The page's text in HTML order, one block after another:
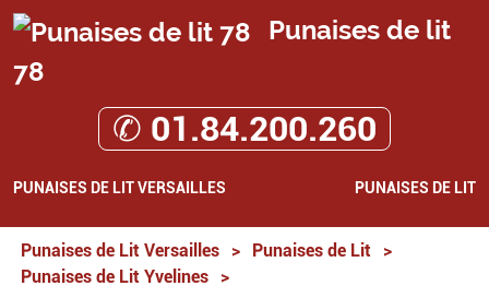
Punaises de lit
78
✆ 01.84.200.260
PUNAISES DE LIT VERSAILLES PUNAISES DE LIT
Punaises de Lit Versailles > Punaises de Lit
>
Punaises de Lit Yvelines
>